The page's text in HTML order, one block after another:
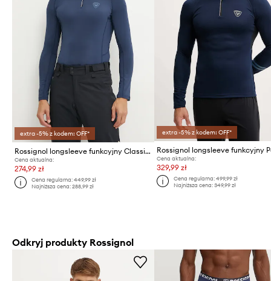
extra -5% z kodem: OFF*
Rossignol longsleeve funkcyjny Classique
Cena aktualna:
274,99 zł
Cena regularna:449,99 zł
Najniższa cena:288,99 zł
extra -5% z kodem: OFF*
Cena aktualna:
329,99 zł
Cena regularna: 499,99 zł
Najniższa cena: 349,99 zł
Odkryj produkty Rossignol